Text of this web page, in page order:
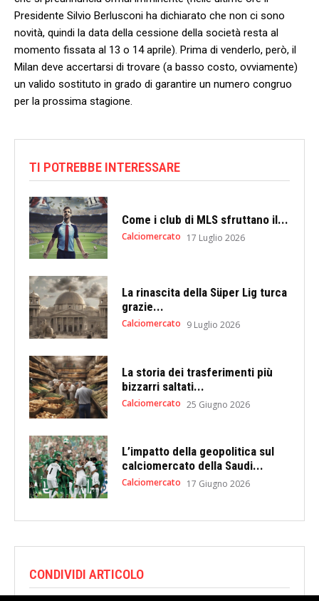
Presidente Silvio Berlusconi ha dichiarato che non ci sono
novità, quindi la data della cessione della società resta al
momento fissata al 13 o 14 aprile). Prima di venderlo, però, il
Milan deve accertarsi di trovare (a basso costo, ovviamente)
un valido sostituto in grado di garantire un numero congruo
per la prossima stagione.
TI POTREBBE INTERESSARE
Come i club di MLS sfruttano il...
Calciomercato 17 Luglio 2026
La rinascita della Süper Lig turca
grazie...
Calciomercato 9 Luglio 2026
La storia dei trasferimenti più
bizzarri saltati...
Calciomercato 25 Giugno 2026
L’impatto della geopolitica sul
calciomercato della Saudi...
Calciomercato 17 Giugno 2026
CONDIVIDI ARTICOLO